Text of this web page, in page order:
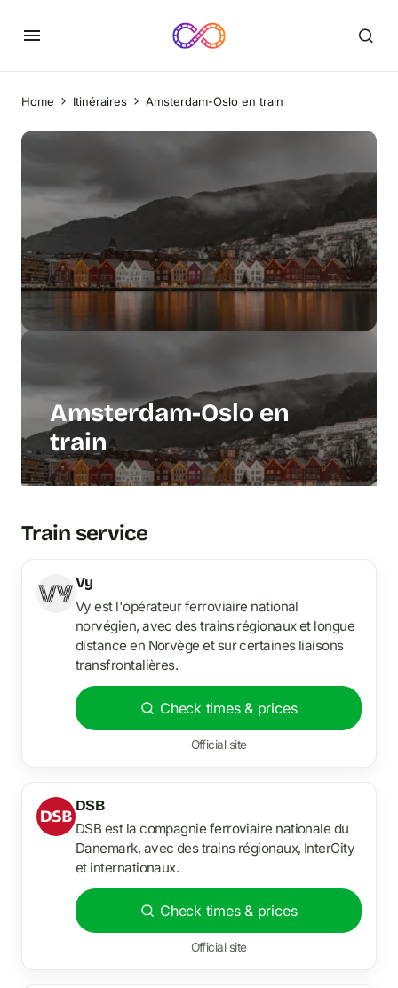
Home Itinéraires Amsterdam-Oslo en train
Amsterdam-Oslo en
train
Train service
Vy
Vy est l'opérateur ferroviaire national
norvégien, avec des trains régionaux et longue
distance en Norvège et sur certaines liaisons
transfrontalières.
Check times & prices
Official site
DSB
DSB est la compagnie ferroviaire nationale du
Danemark, avec des trains régionaux, InterCity
et internationaux.
Check times & prices
Official site